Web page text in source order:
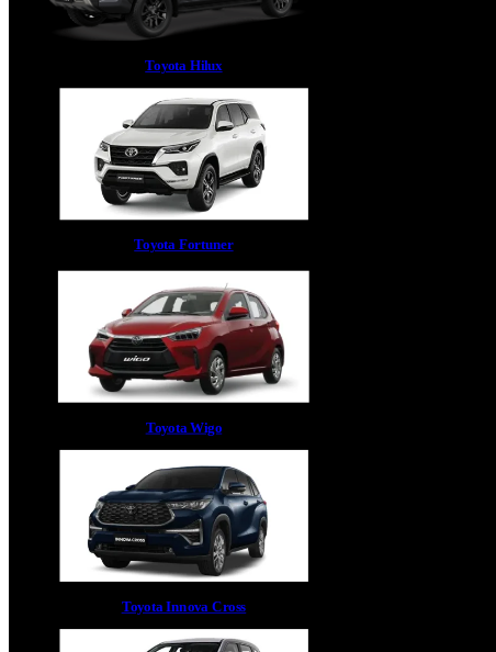
Toyota Hilux
Toyota Fortuner
Toyota Wigo
Toyota Innova Cross